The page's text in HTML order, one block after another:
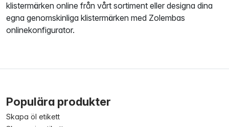
klistermärken online från vårt sortiment eller designa dina
egna genomskinliga klistermärken med Zolembas
onlinekonfigurator.
Populära produkter
Skapa öl etikett